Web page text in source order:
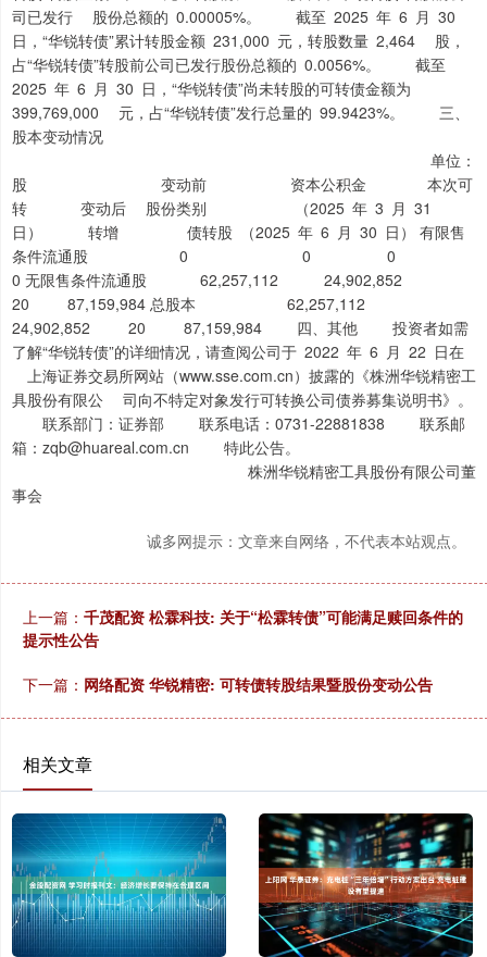
司已发行 股份总额的 0.00005%。 截至 2025 年 6 月 30
日，“华锐转债”累计转股金额 231,000 元，转股数量 2,464 股，
占“华锐转债”转股前公司已发行股份总额的 0.0056%。 截至
2025 年 6 月 30 日，“华锐转债”尚未转股的可转债金额为
399,769,000 元，占“华锐转债”发行总量的 99.9423%。 三、
股本变动情况
单位：
股 变动前 资本公积金 本次可
转 变动后 股份类别 （2025 年 3 月 31
日） 转增 债转股 （2025 年 6 月 30 日） 有限售
条件流通股 0 0 0
0 无限售条件流通股 62,257,112 24,902,852
20 87,159,984 总股本 62,257,112
24,902,852 20 87,159,984 四、其他 投资者如需
了解“华锐转债”的详细情况，请查阅公司于 2022 年 6 月 22 日在
上海证券交易所网站（www.sse.com.cn）披露的《株洲华锐精密工
具股份有限公 司向不特定对象发行可转换公司债券募集说明书》。
联系部门：证券部 联系电话：0731-22881838 联系邮
箱：zqb@huareal.com.cn 特此公告。
株洲华锐精密工具股份有限公司董
事会
诚多网提示：文章来自网络，不代表本站观点。
上一篇： 千茂配资 松霖科技: 关于“松霖转债”可能满足赎回条件的
提示性公告
下一篇： 网络配资 华锐精密: 可转债转股结果暨股份变动公告
相关文章